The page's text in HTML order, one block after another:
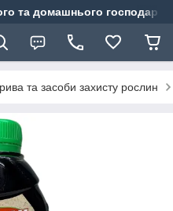
та домашнього
та засоби захисту рослин